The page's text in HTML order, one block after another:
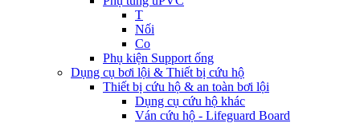
T
Nối
Co
Phụ kiện Support ống
Dụng cụ bơi lội & Thiết bị cứu hộ
Thiết bị cứu hộ & an toàn bơi lội
Dụng cụ cứu hộ khác
Ván cứu hộ - Lifeguard Board